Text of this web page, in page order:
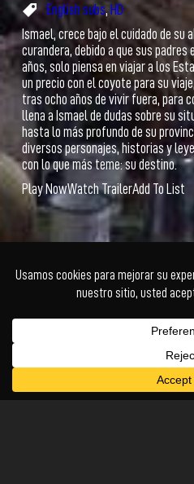
English subs, HD
Ismael, crece bajo el cuidado de su
curandera, debido a que sus padres
años, solo piensa en viajar a los
un precio con el coyote para su
tras ocho años de vivir fuera, para
llena a Ismael de dudas sobre su
hasta lo más profundo de su
diversos personajes, historias y
con lo que más teme: su destino.
Play NowWatch TrailerAdd To List